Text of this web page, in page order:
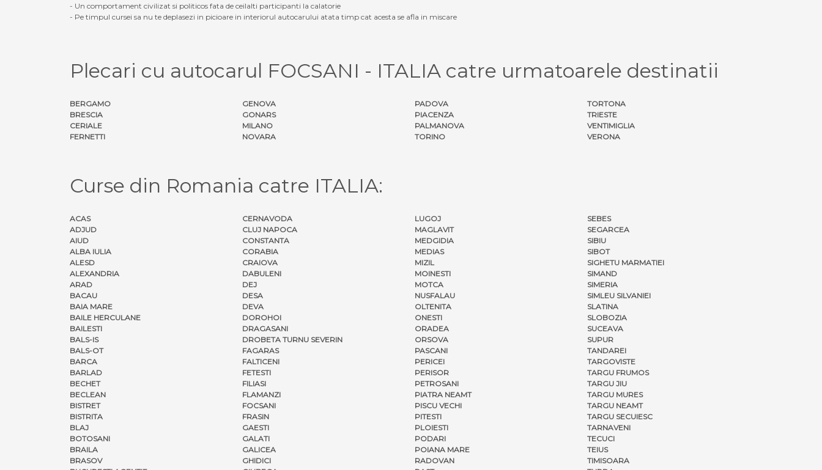
- Un comportament civilizat si politicos fata de ceilalti participanti la calatorie
- Pe timpul cursei sa nu te deplasezi in picioare in interiorul autocarului atata timp cat acesta se afla in miscare
Plecari cu autocarul FOCSANI - ITALIA catre urmatoarele destinatii
BERGAMO
BRESCIA
CERIALE
FERNETTI
GENOVA
GONARS
MILANO
NOVARA
PADOVA
PIACENZA
PALMANOVA
TORINO
TORTONA
TRIESTE
VENTIMIGLIA
VERONA
Curse din Romania catre ITALIA:
ACAS
ADJUD
AIUD
ALBA IULIA
ALESD
ALEXANDRIA
ARAD
BACAU
BAIA MARE
BAILE HERCULANE
BAILESTI
BALS-IS
BALS-OT
BARCA
BARLAD
BECHET
BECLEAN
BISTRET
BISTRITA
BLAJ
BOTOSANI
BRAILA
BRASOV
CERNAVODA
CLUJ NAPOCA
CONSTANTA
CORABIA
CRAIOVA
DABULENI
DEJ
DESA
DEVA
DOROHOI
DRAGASANI
DROBETA TURNU SEVERIN
FAGARAS
FALTICENI
FETESTI
FILIASI
FLAMANZI
FOCSANI
FRASIN
GAESTI
GALATI
GALICEA
GHIDICI
LUGOJ
MAGLAVIT
MEDGIDIA
MEDIAS
MIZIL
MOINESTI
MOTCA
NUSFALAU
OLTENITA
ONESTI
ORADEA
ORSOVA
PASCANI
PERICEI
PERISOR
PETROSANI
PIATRA NEAMT
PISCU VECHI
PITESTI
PLOIESTI
PODARI
POIANA MARE
RADOVAN
SEBES
SEGARCEA
SIBIU
SIBOT
SIGHETU MARMATIEI
SIMAND
SIMERIA
SIMLEU SILVANIEI
SLATINA
SLOBOZIA
SUCEAVA
SUPUR
TANDAREI
TARGOVISTE
TARGU FRUMOS
TARGU JIU
TARGU MURES
TARGU NEAMT
TARGU SECUIESC
TARNAVENI
TECUCI
TEIUS
TIMISOARA